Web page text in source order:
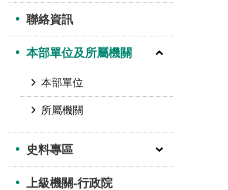
聯絡資訊
本部單位及所屬機關
本部單位
所屬機關
史料專區
上級機關-行政院